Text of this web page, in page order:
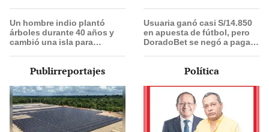
Un hombre indio plantó
árboles durante 40 años y
cambió una isla para
Parque de las Leyendas de
Usuaria ganó casi S/14.850
en apuesta de fútbol, pero
DoradoBet se negó a pagar:
Publirreportajes Política